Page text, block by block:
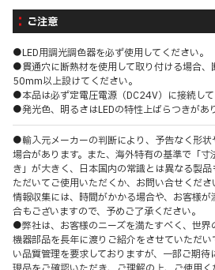
ご注意
●LED用調光調色器を必ず使用してください。
●貫通穴に断熱材を使用して取り付ける場合、
50mm以上設けてください。
●本品は必ず定電圧電源（DC24V）に接続して
●発光色、明るさはLEDの特性上ばらつきがあ
●輸入元メーカーの判断により、予告なく形状
場合があります。また、海外特有の基準で「
き」が大きく、日本国内の常識とは異なる製
ただいてご使用いただくか、お問い合せくだ
情報収集には、時間がかかる場合や、お客様
合もございますので、予めご了承ください。
●弊社は、お客様のニーズを満たすべく、世
機器部品を長年に渡りご紹介をさせていただ
い品質管理を要求しておりますが、一部ご期待